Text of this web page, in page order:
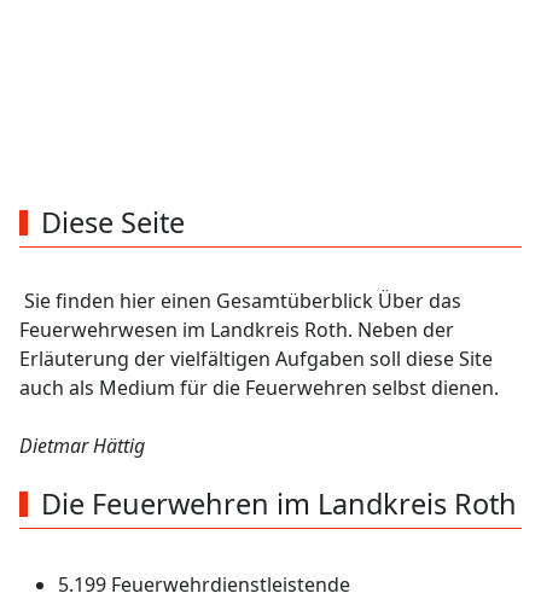
Diese Seite
Sie finden hier einen Gesamtüberblick Über das
Feuerwehrwesen im Landkreis Roth. Neben der
Erläuterung der vielfältigen Aufgaben soll diese Site
auch als Medium für die Feuerwehren selbst dienen.
Dietmar Hättig
Die Feuerwehren im Landkreis Roth
5.199 Feuerwehrdienstleistende